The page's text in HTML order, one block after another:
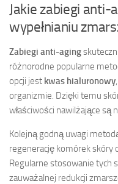
Jakie zabiegi anti-
wypełnianiu
Zabiegi anti-aging
różnorodne popularne
opcji jest kwas hialuronowy
organizmie. Dzięki temu
właściwości nawilżające są
Kolejną godną uwagi
regenerację komórek skóry
Regularne stosowanie tych
zauważalnej redukcji